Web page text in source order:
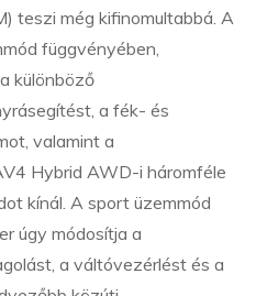
teszi még kifinomultabbá. A
függvényében,
különböző
a fék- és
valamint a
Hybrid AWD-i háromféle
kínál. A sport üzemmód
úgy módosítja a
a váltóvezérlést és a